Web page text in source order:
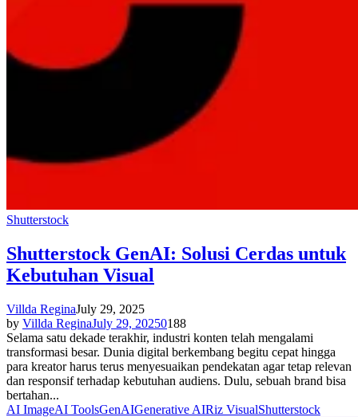
Shutterstock
Shutterstock GenAI: Solusi Cerdas untuk
Kebutuhan Visual
Villda ReginaJuly 29, 2025
by Villda ReginaJuly 29, 20250188
Selama satu dekade terakhir, industri konten telah mengalami
transformasi besar. Dunia digital berkembang begitu cepat hingga
para kreator harus terus menyesuaikan pendekatan agar tetap relevan
dan responsif terhadap kebutuhan audiens. Dulu, sebuah brand bisa
bertahan...
AI ImageAI ToolsGenAIGenerative AIRiz VisualShutterstock